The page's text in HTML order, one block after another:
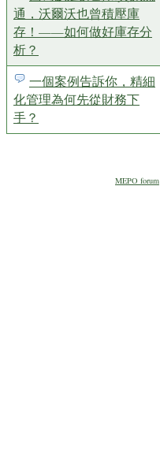
通，沃爾沃也曾積壓庫
存！——如何做好庫存分
析？
一個案例告訴你，精細
化管理為何先從財務下
手？
MEPO forum